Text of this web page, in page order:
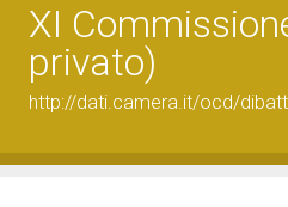
XI
privato)
http://dati.camera.it/ocd/